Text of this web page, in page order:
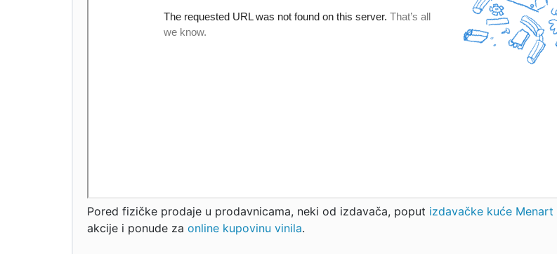
Pored fizičke prodaje u prodavnicama, neki od izdavača, poput izdavačke kuće Menart
akcije i ponude za online kupovinu vinila.